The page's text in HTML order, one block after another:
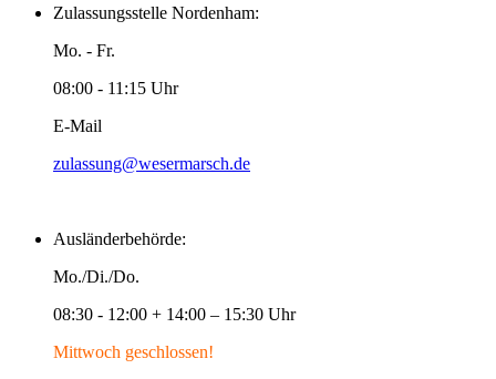
Zulassungsstelle Nordenham:
Mo. - Fr.
08:00 - 11:15 Uhr
E-Mail
zulassung@wesermarsch.de
Ausländerbehörde:
Mo./Di./Do.
08:30 - 12:00 + 14:00 – 15:30 Uhr
Mittwoch geschlossen!